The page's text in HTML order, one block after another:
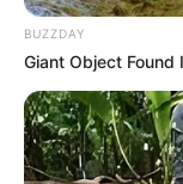
Ginseng Boy 2
BUZZDAY
Giant Object Found